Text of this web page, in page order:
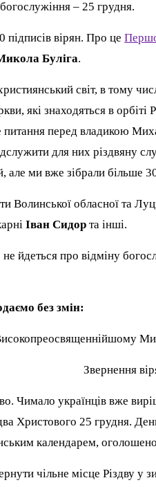
– 25 грудня.
підписів вірян. Про це
Буліга.
світ, в тому
які знаходяться в орбіті
перед владикою
для них різдвяну
але ми вже зібрали більше
Волинської обласної та
Іван Сидорта інші.
йдеться про відміну
без змін:
Звернення
Чимало українців вже
Христового 25 грудня.
календарем,
чільне місце Різдву у